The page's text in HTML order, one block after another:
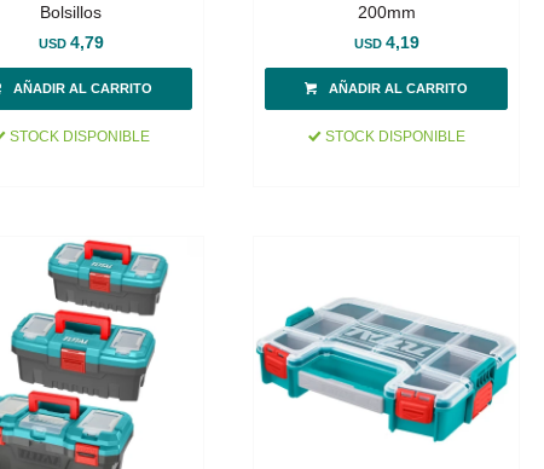
Bolsillos
USD 4,79
STOCK DISPONIBLE
200mm
USD 4,19
STOCK DISPONIBLE